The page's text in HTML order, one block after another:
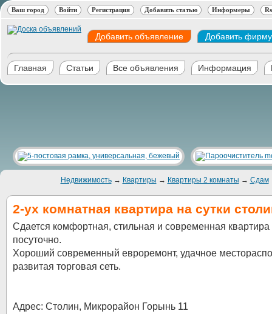
Ваш город Войти Регистрация Добавить статью Информеры
Добавить объявление Добавить фирму
Главная Статьи Все объявления Информация
Недвижимость→ Квартиры → Квартиры 2 комнаты → Сдам
2-ух комнатная квартира на сутки
Сдается комфортная, стильная и современная квартира
посуточно.
Хороший современный евроремонт, удачное
развитая торговая сеть.
Адрес: Столин, Микрорайон Горынь 11